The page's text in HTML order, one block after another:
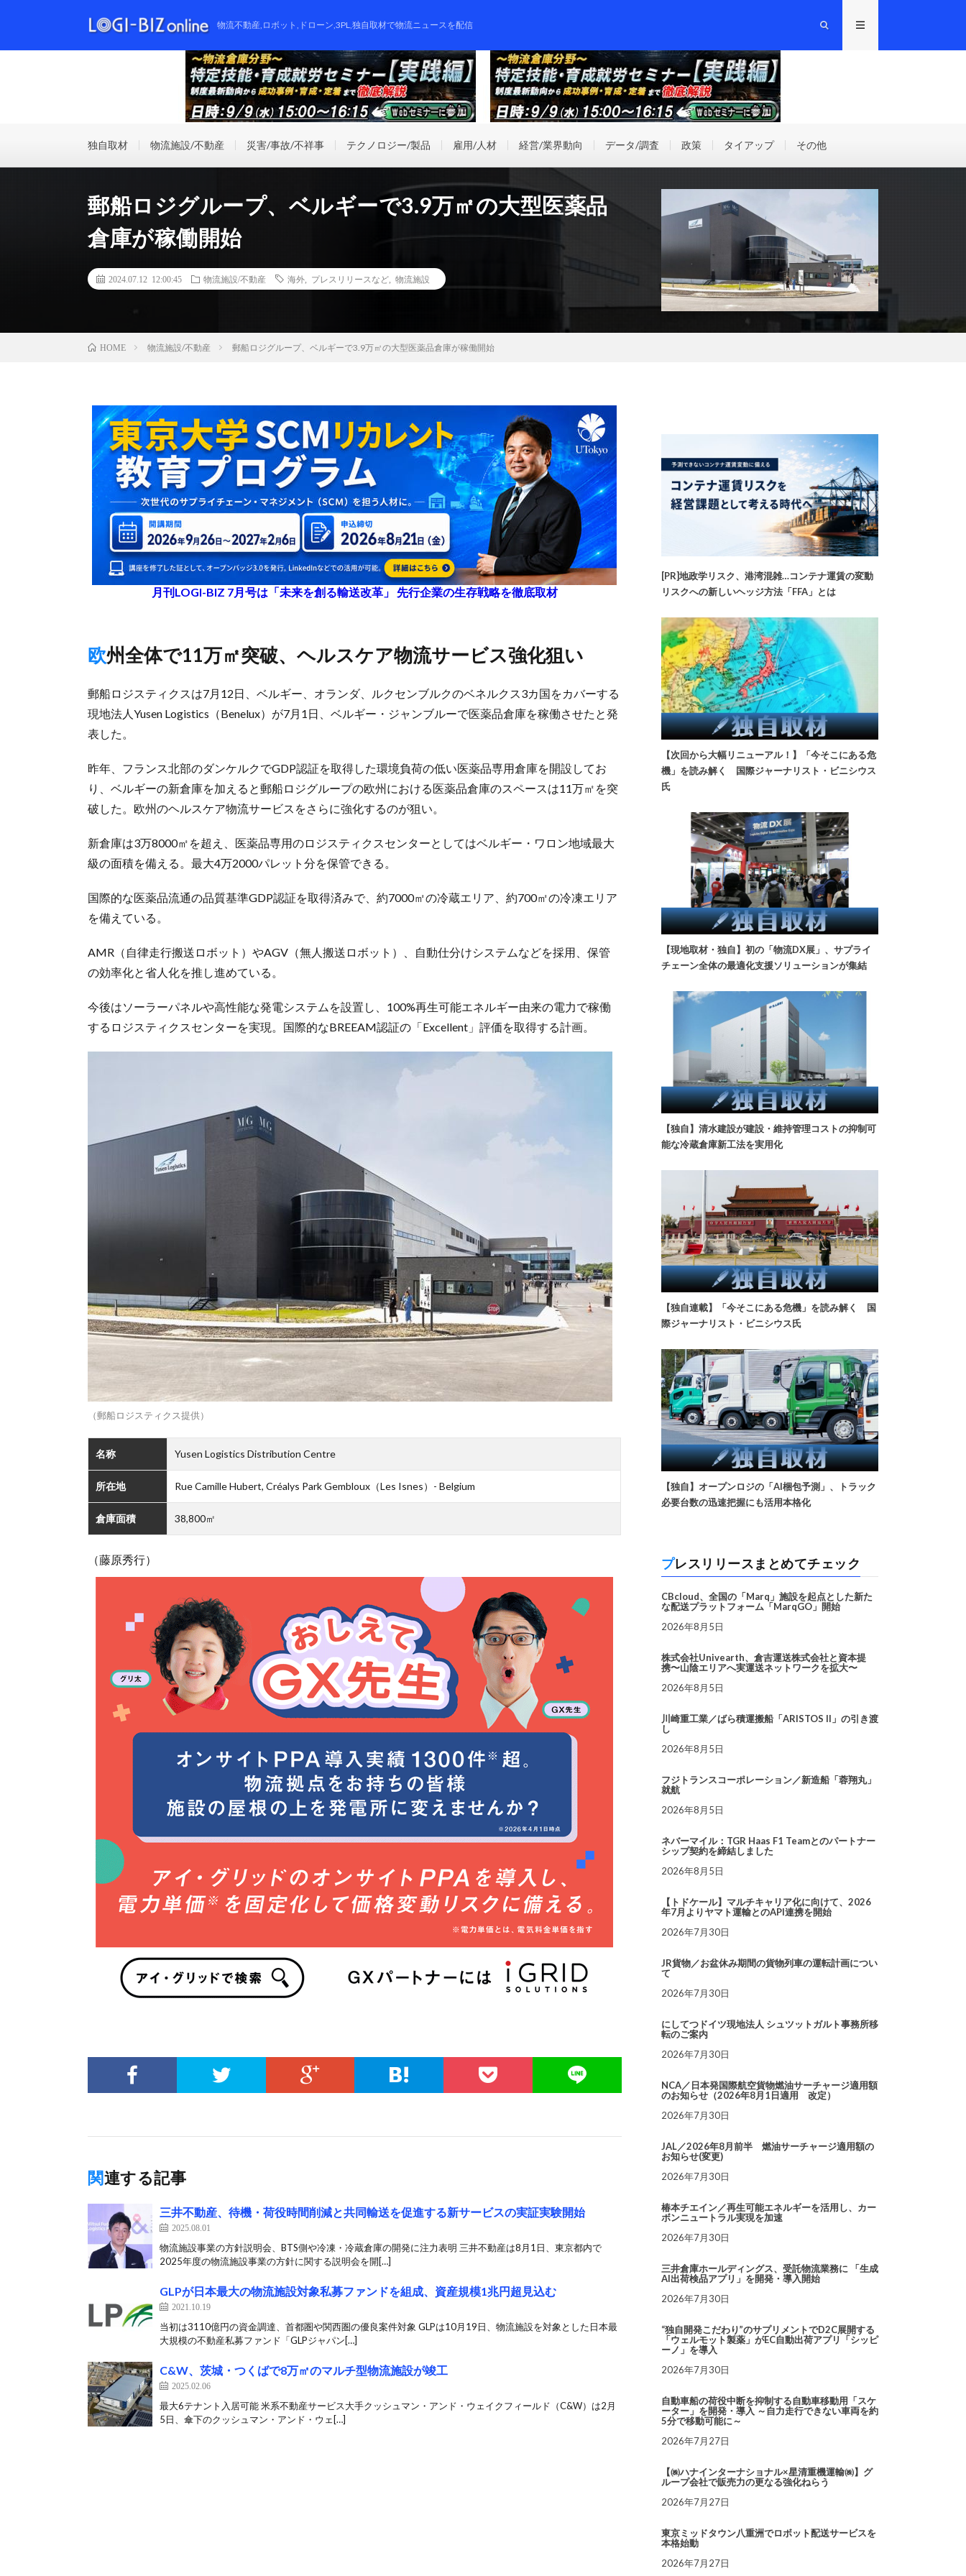
物流不動産,ロボット,ドローン,3PL,独自取材で物流ニュースを配信
独自取材 物流施設/不動産 災害/事故/不祥事 テクノロジー/製品 雇用/人材 経営/業界動向 データ/調査 政策 タイアップ その他
郵船ロジグループ、ベルギーで3.9万㎡の大型医薬品
倉庫が稼働開始
2024.07.12 12:00:45 物流施設/不動産 海外 プレスリリースなど 物流施設
HOME 物流施設/不動産 郵船ロジグループ、ベルギーで3.9万㎡の大型医薬品倉庫が稼働開始
月刊LOGI-BIZ 7月号は「未来を創る輸送改革」 先行企業の生存戦略を徹底取材
欧州全体で11万㎡突破、ヘルスケア物流サービス強化狙い
郵船ロジスティクスは7月12日、ベルギー、オランダ、ルクセンブルクのベネルクス3カ国をカバーする
現地法人Yusen Logistics（Benelux）が7月1日、ベルギー・ジャンブルーで医薬品倉庫を稼働させたと発
表した。
昨年、フランス北部のダンケルクでGDP認証を取得した環境負荷の低い医薬品専用倉庫を開設してお
り、ベルギーの新倉庫を加えると郵船ロジグループの欧州における医薬品倉庫のスペースは11万㎡を突
破した。欧州のヘルスケア物流サービスをさらに強化するのが狙い。
新倉庫は3万8000㎡を超え、医薬品専用のロジスティクスセンターとしてはベルギー・ワロン地域最大
級の面積を備える。最大4万2000パレット分を保管できる。
国際的な医薬品流通の品質基準GDP認証を取得済みで、約7000㎡の冷蔵エリア、約700㎡の冷凍エリア
を備えている。
AMR（自律走行搬送ロボット）やAGV（無人搬送ロボット）、自動仕分けシステムなどを採用、保管
の効率化と省人化を推し進めている。
今後はソーラーパネルや高性能な発電システムを設置し、100%再生可能エネルギー由来の電力で稼働
するロジスティクスセンターを実現。国際的なBREEAM認証の「Excellent」評価を取得する計画。
（郵船ロジスティクス提供）
名称 Yusen Logistics Distribution Centre
所在地 Rue Camille Hubert, Créalys Park Gembloux（Les Isnes）- Belgium
倉庫面積 38,800㎡
（藤原秀行）
関連する記事
三井不動産、待機・荷役時間削減と共同輸送を促進する新サービスの実証実験開始
2025.08.01
物流施設事業の方針説明会、BTS側や冷凍・冷蔵倉庫の開発に注力表明 三井不動産は8月1日、東京都内で
2025年度の物流施設事業の方針に関する説明会を開[…]
GLPが日本最大の物流施設対象私募ファンドを組成、資産規模1兆円超見込む
2021.10.19
当初は3110億円の資金調達、首都圏や関西圏の優良案件対象 GLPは10月19日、物流施設を対象とした日本最
大規模の不動産私募ファンド「GLPジャパン[…]
C&W、茨城・つくばで8万㎡のマルチ型物流施設が竣工
2025.02.06
最大6テナント入居可能 米系不動産サービス大手クッシュマン・アンド・ウェイクフィールド（C&W）は2月
5日、傘下のクッシュマン・アンド・ウェ[…]
[PR]地政学リスク、港湾混雑…コンテナ運賃の変動
リスクへの新しいヘッジ方法「FFA」とは
【次回から大幅リニューアル！】「今そこにある危
機」を読み解く 国際ジャーナリスト・ビニシウス
氏
【現地取材・独自】初の「物流DX展」、サプライ
チェーン全体の最適化支援ソリューションが集結
【独自】清水建設が建設・維持管理コストの抑制可
能な冷蔵倉庫新工法を実用化
【独自連載】「今そこにある危機」を読み解く 国
際ジャーナリスト・ビニシウス氏
【独自】オープンロジの「AI梱包予測」、トラック
必要台数の迅速把握にも活用本格化
プレスリリースまとめてチェック
CBcloud、全国の「Marq」施設を起点とした新た
な配送プラットフォーム「MarqGO」開始
2026年8月5日
株式会社Univearth、倉吉運送株式会社と資本提
携〜山陰エリアへ実運送ネットワークを拡大〜
2026年8月5日
川崎重工業／ばら積運搬船「ARISTOS II」の引き渡
し
2026年8月5日
フジトランスコーポレーション／新造船「蓉翔丸」
就航
2026年8月5日
ネバーマイル：TGR Haas F1 Teamとのパートナー
シップ契約を締結しました
2026年8月5日
【トドケール】マルチキャリア化に向けて、2026
年7月よりヤマト運輸とのAPI連携を開始
2026年7月30日
JR貨物／お盆休み期間の貨物列車の運転計画につい
て
2026年7月30日
にしてつドイツ現地法人 シュツットガルト事務所移
転のご案内
2026年7月30日
NCA／日本発国際航空貨物燃油サーチャージ適用額
のお知らせ（2026年8月1日適用 改定）
2026年7月30日
JAL／2026年8月前半 燃油サーチャージ適用額の
お知らせ(変更)
2026年7月30日
椿本チエイン／再生可能エネルギーを活用し、カー
ボンニュートラル実現を加速
2026年7月30日
三井倉庫ホールディングス、受託物流業務に 「生成
AI出荷検品アプリ」を開発・導入開始
2026年7月30日
“独自開発こだわり”のサプリメントでD2C展開する
「ウェルモット製薬」がEC自動出荷アプリ「シッピ
ーノ」を導入
2026年7月30日
自動車船の荷役中断を抑制する自動車移動用「スケ
ーター」を開発・導入 ～自力走行できない車両を約
5分で移動可能に～
2026年7月27日
【㈱ハナインターナショナル×星清重機運輸㈱】グ
ループ会社で販売力の更なる強化ねらう
2026年7月27日
東京ミッドタウン八重洲でロボット配送サービスを
本格始動
2026年7月27日